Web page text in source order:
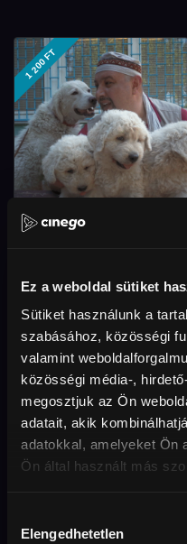
Ez a weboldal sütiket
Sütiket használunk a
szabásához, közösségi
valamint
közösségi média-,
megosztjuk az Ön
adatait, akik
adatokkal, amelyeket Ön
Ön által használt más
kiválasztása
Elengedhetetlen
1 200 FT